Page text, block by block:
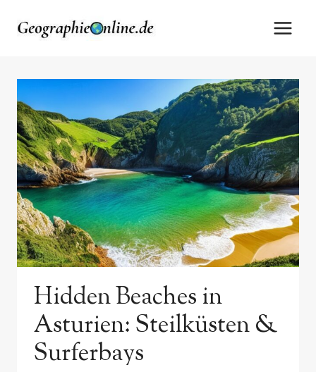
Inhalt
Hidden Beaches in
Asturien: Steilküsten &
Surferbays